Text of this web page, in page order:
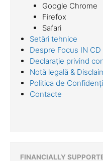
Google Chrome
Firefox
Safari
Setări tehnice
Despre Focus IN CD
Declarație privind
Notă legală &
Politica de
Contacte
FINANCIALLY